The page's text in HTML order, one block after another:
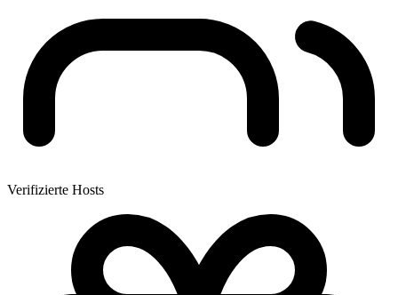
Verifizierte Hosts